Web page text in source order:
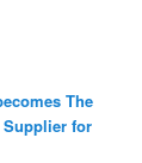
The
Supplier for